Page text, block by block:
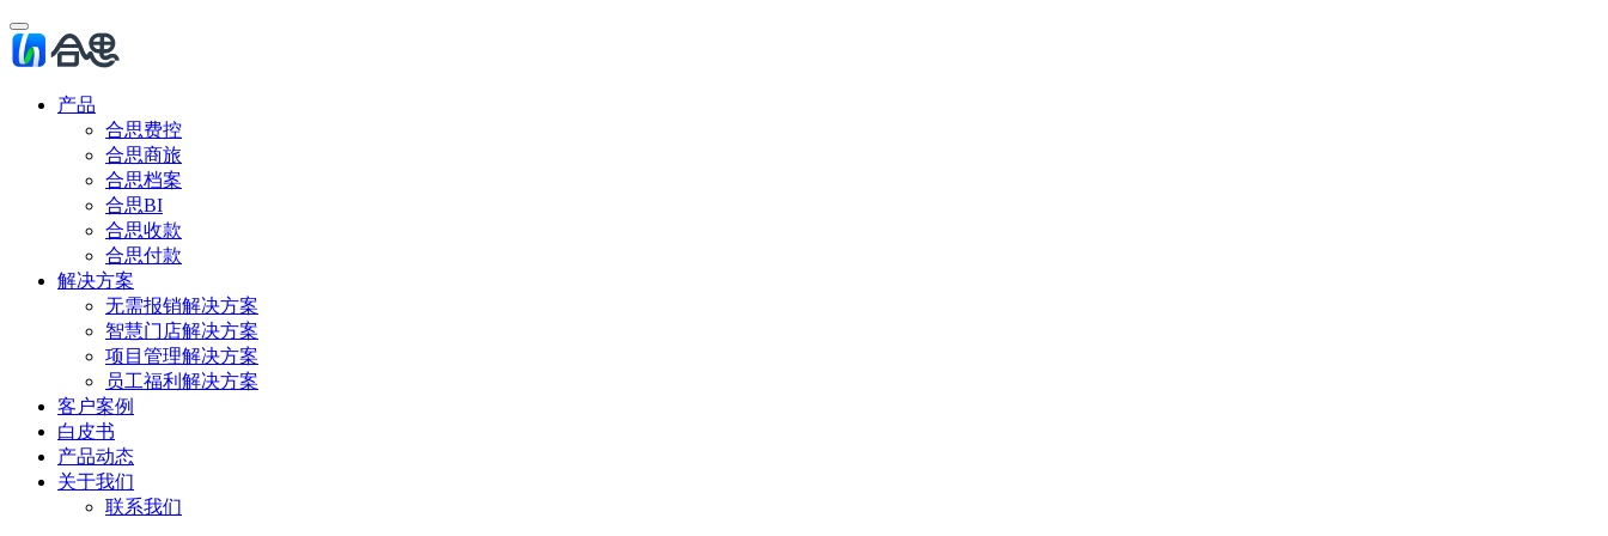
产品
合思费控
合思商旅
合思档案
合思BI
合思收款
合思付款
解决方案
无需报销解决方案
智慧门店解决方案
项目管理解决方案
员工福利解决方案
客户案例
白皮书
产品动态
关于我们
联系我们